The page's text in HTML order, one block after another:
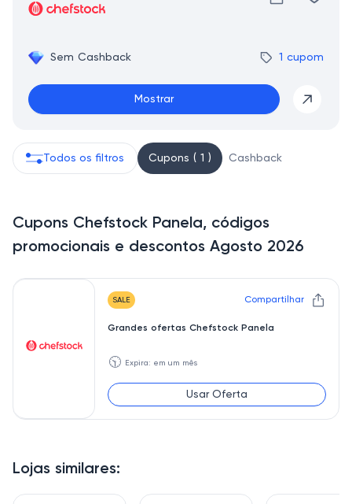
Sem Cashback 1 cupom
Mostrar
Lojas similares:
Todos os filtros Cupons ( 1 ) Cashback
Cupons Chefstock Panela, códigos
promocionais e descontos Agosto 2026
SALE Compartilhar
Grandes ofertas Chefstock Panela
🕥 Expira: em um mês
Usar Oferta